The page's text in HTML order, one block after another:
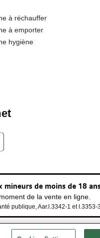
à réchauffer
à emporter
hygiène
de moins de 18
de la vente en ligne.
publique, Aar.l.3342-1 et l.3353-3